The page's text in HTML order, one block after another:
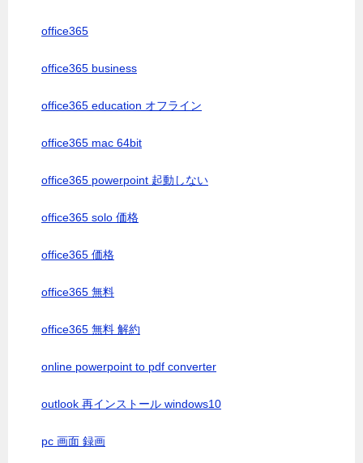
office365
office365 business
office365 education オフライン
office365 mac 64bit
office365 powerpoint 起動しない
office365 solo 価格
office365 価格
office365 無料
office365 無料 解約
online powerpoint to pdf converter
outlook 再インストール windows10
pc 画面 録画